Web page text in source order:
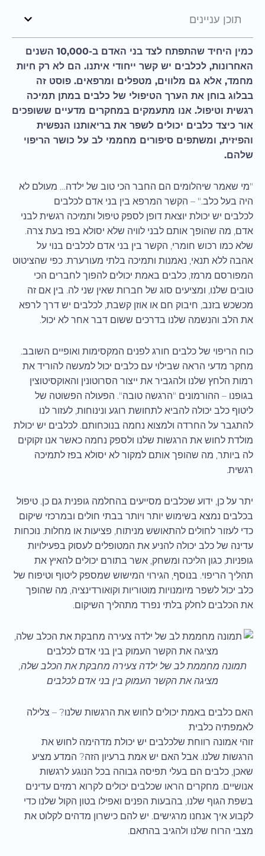
תוכן עניינים
כמין היחיד שהתפתח לצד בני האדם ב-10,000 השנים
האחרונות, לכלבים יש קשר ייחודי איתנו. הם לא רק חיות
מחמד, אלא גם מלווים, מטפלים ומרפאים. פוסט זה
בבלוג בוחן את הערך הטיפולי של כלבים במתן תמיכה
רגשית וטיפול. אנו מתעמקים במחקרים מדעיים ששופכים
אור כיצד כלבים יכולים לשפר את בריאותנו הנפשית
והפיזית, ומשתפים סיפורים מחממי לב על כושר הריפוי
שלהם.
"מי שאמר שיהלומים הם החבר הכי טוב של ילדה… מעולם לא
היה בעל כלב." – הקשר המרפא בין בני אדם לכלבים
לכלבים יש יכולת יוצאת דופן לספק טיפול ותמיכה רגשית לבני
אדם, מה שהופך אותם לבני לוויה שלא יסולא בפז בעת צרה.
שלא כמו רכוש חומרי, הקשר בין בני אדם לכלבים בנוי על
אהבה ללא תנאי, נאמנות ותמיכה בלתי מעורערת. כפי שהציטוט
המפורסם מרמז, כלבים באמת יכולים להפוך לחברים הכי
טובים שלנו, ומציעים סוג של חברות שאין שני לה. בין אם זה
מכשכש בזנב, חיבוק חם או אוזן קשבת, לכלבים יש דרך לרפא
את הלב והנשמה שלנו בדרכים ששום דבר אחר לא יכול.
כוח הריפוי של כלבים חורג לפנים המקסימות ואופיים השובב.
מחקר מדעי הראה שבילוי עם כלבים יכול למעשה להוריד את
רמות הלחץ שלנו ולהגביר את ייצור הסרוטונין והאוקסיטוצין
בגופנו – ההורמונים "הרגשה טובה". הפעולה הפשוטה של
ליטוף כלב יכולה להביא לתחושת רוגע ונינוחות, לעזור לנו
להתגבר על החרדה ולמצוא נחמה בנוכחותם. לכלבים יש יכולת
מולדת לחוש את הרגשות שלנו ולספק נחמה כאשר אנו זקוקים
לה ביותר, מה שהופך אותם למקור לא יסולא בפז לתמיכה
רגשית.
יתר על כן, ידוע שכלבים מסייעים בהחלמה גופנית גם כן. טיפול
בכלבים נמצא בשימוש יותר ויותר בבתי חולים ובמרכזי שיקום
כדי לעזור לחולים להתאושש מניתוח, פציעות או מחלות. נוכחות
עדינה של כלב יכולה להניע את המטופלים לעסוק בפעילויות
גופניות, כגון הליכה ומשחק, אשר בתורם יכולים להאיץ את
תהליך הריפוי. בנוסף, הגירוי המישוש שמספק ליטוף וטיפוח של
כלב יכול לשפר מיומנויות מוטוריות וקואורדינציה, מה שהופך
את הכלבים לחלק בלתי נפרד מתהליך השיקום.
תמונה מחממת לב של ילדה צעירה מחבקת את הכלב שלה,
מציגה את הקשר העמוק בין בני אדם לכלבים
האם כלבים באמת יכולים לחוש את הרגשות שלנו? – צלילה
לאמפתיה כלבית
זוהי אמונה רווחת שלכלבים יש יכולת מדהימה לחוש את
הרגשות שלנו. אבל האם יש אמת ברעיון הזה? המדע מציע
שאכן, כלבים הם בעלי תפיסה גבוהה בכל הנוגע לרגשות
אנושיים. מחקרים הראו שכלבים יכולים לקרוא רמזים עדינים
בשפת הגוף שלנו, בהבעות הפנים ואפילו בטון הקול שלנו כדי
לקבוע איך אנחנו מרגישים. יש להם כישרון מדהים לקלוט את
מצבי הרוח שלנו ולהגיב בהתאם.